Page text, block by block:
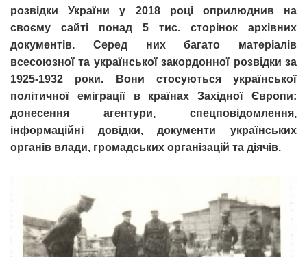
розвідки України у 2018 році оприлюднив на
своєму сайті понад 5 тис. сторінок архівних
документів. Серед них багато матеріалів
всесоюзної та української закордонної розвідки за
1925-1932 роки. Вони стосуються української
політичної еміграції в країнах Західної Європи:
донесення агентури, спецповідомлення,
інформаційні довідки, документи українських
органів влади, громадських організацій та діячів.